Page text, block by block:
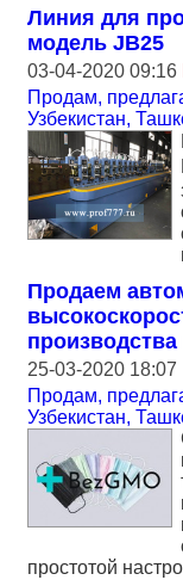
Линия для
модель JB25
03-04-2020 09:16
Продам,
Узбекистан,
Продаем
производства
25-03-2020 18:07
Продам,
Узбекистан,
простотой